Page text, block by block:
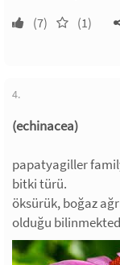
(7) (1)
4.
(echinacea)
papatyagiller
bitki türü.
öksürük, boğaz
olduğu